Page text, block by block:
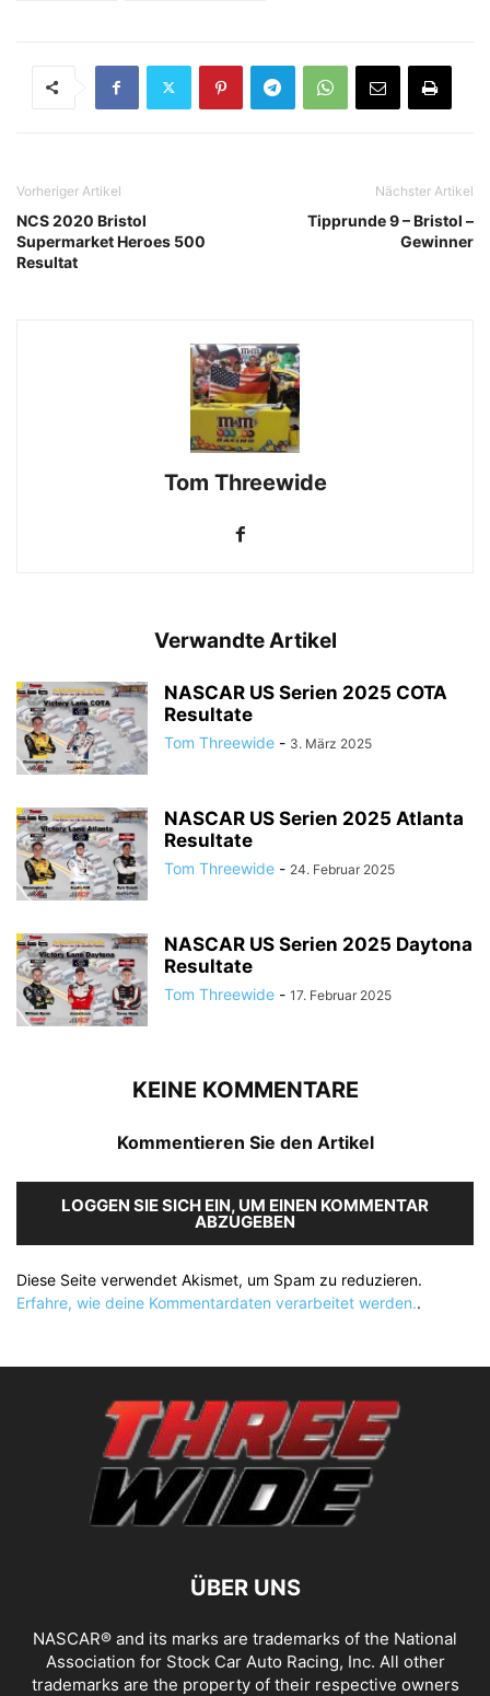
Vorheriger Artikel
NCS 2020 Bristol
Supermarket Heroes 500
Resultat
Nächster Artikel
Tipprunde 9 – Bristol –
Gewinner
Tom Threewide
Verwandte Artikel
NASCAR US Serien 2025 COTA
Resultate
Tom Threewide - 3. März 2025
NASCAR US Serien 2025 Atlanta
Resultate
Tom Threewide - 24. Februar 2025
NASCAR US Serien 2025 Daytona
Resultate
Tom Threewide - 17. Februar 2025
KEINE KOMMENTARE
Kommentieren Sie den Artikel
LOGGEN SIE SICH EIN, UM EINEN KOMMENTAR
ABZUGEBEN
Diese Seite verwendet Akismet, um Spam zu reduzieren.
Erfahre, wie deine Kommentardaten verarbeitet werden..
ÜBER UNS
NASCAR® and its marks are trademarks of the National
Association for Stock Car Auto Racing, Inc. All other
trademarks are the property of their respective owners